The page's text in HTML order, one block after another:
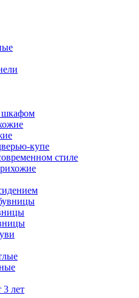
шкафом
купе
стиле
3 лет